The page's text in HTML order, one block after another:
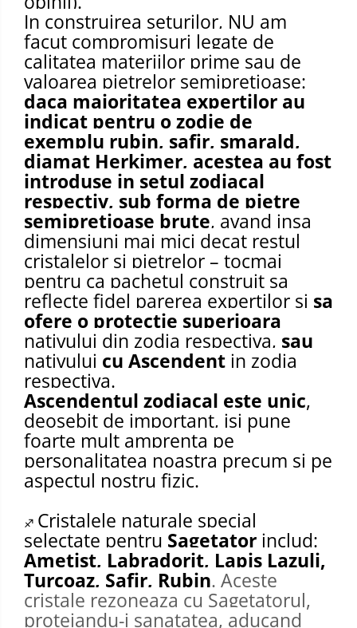
In construirea seturilor, NU am
facut compromisuri legate de
calitatea materiilor prime sau de
valoarea pietrelor semipretioase:
daca majoritatea expertilor au
indicat pentru o zodie de
exemplu rubin, safir, smarald,
diamat Herkimer, acestea au fost
introduse in setul zodiacal
respectiv, sub forma de pietre
semipretioase brute, avand insa
dimensiuni mai mici decat restul
cristalelor si pietrelor – tocmai
pentru ca pachetul construit sa
reflecte fidel parerea expertilor si sa
ofere o protectie superioara
nativului din zodia respectiva, sau
nativului cu Ascendent in zodia
respectiva.
Ascendentul zodiacal este unic,
deosebit de important, isi pune
foarte mult amprenta pe
personalitatea noastra precum si pe
aspectul nostru fizic.
♐ Cristalele naturale special
selectate pentru Sagetator includ:
Ametist, Labradorit, Lapis Lazuli,
Turcoaz, Safir, Rubin. Aceste
cristale rezoneaza cu Sagetatorul,
protejandu-i sanatatea, aducand